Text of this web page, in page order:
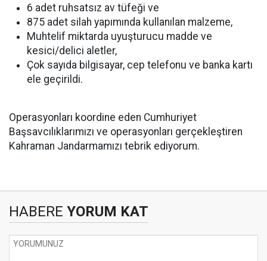
6 adet ruhsatsız av tüfeği ve
875 adet silah yapımında kullanılan malzeme,
Muhtelif miktarda uyuşturucu madde ve
kesici/delici aletler,
Çok sayıda bilgisayar, cep telefonu ve banka kartı
ele geçirildi.
Operasyonları koordine eden Cumhuriyet
Başsavcılıklarımızı ve operasyonları gerçekleştiren
Kahraman Jandarmamızı tebrik ediyorum.
HABERE YORUM KAT